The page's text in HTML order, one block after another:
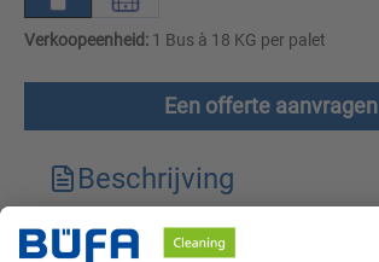
Verkoopeenheid: 1 Bus à 18 KG per palet
Een offerte aanvragen
Beschrijving
Technische kenmerken